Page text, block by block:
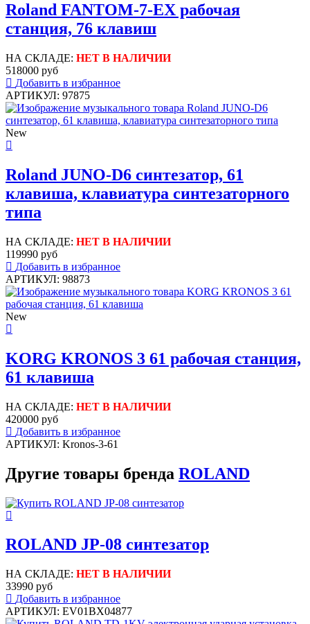
Roland FANTOM-7-EX рабочая
станция, 76 клавиш
НА СКЛАДЕ: НЕТ В НАЛИЧИИ
518000 руб
Добавить в избранное
АРТИКУЛ: 97875
New
Roland JUNO-D6 синтезатор, 61
клавиша, клавиатура синтезаторного
типа
НА СКЛАДЕ: НЕТ В НАЛИЧИИ
119990 руб
Добавить в избранное
АРТИКУЛ: 98873
New
KORG KRONOS 3 61 рабочая станция,
61 клавиша
НА СКЛАДЕ: НЕТ В НАЛИЧИИ
420000 руб
Добавить в избранное
АРТИКУЛ: Kronos-3-61
Другие товары бренда ROLAND
ROLAND JP-08 синтезатор
НА СКЛАДЕ: НЕТ В НАЛИЧИИ
33990 руб
Добавить в избранное
АРТИКУЛ: EV01BX04877